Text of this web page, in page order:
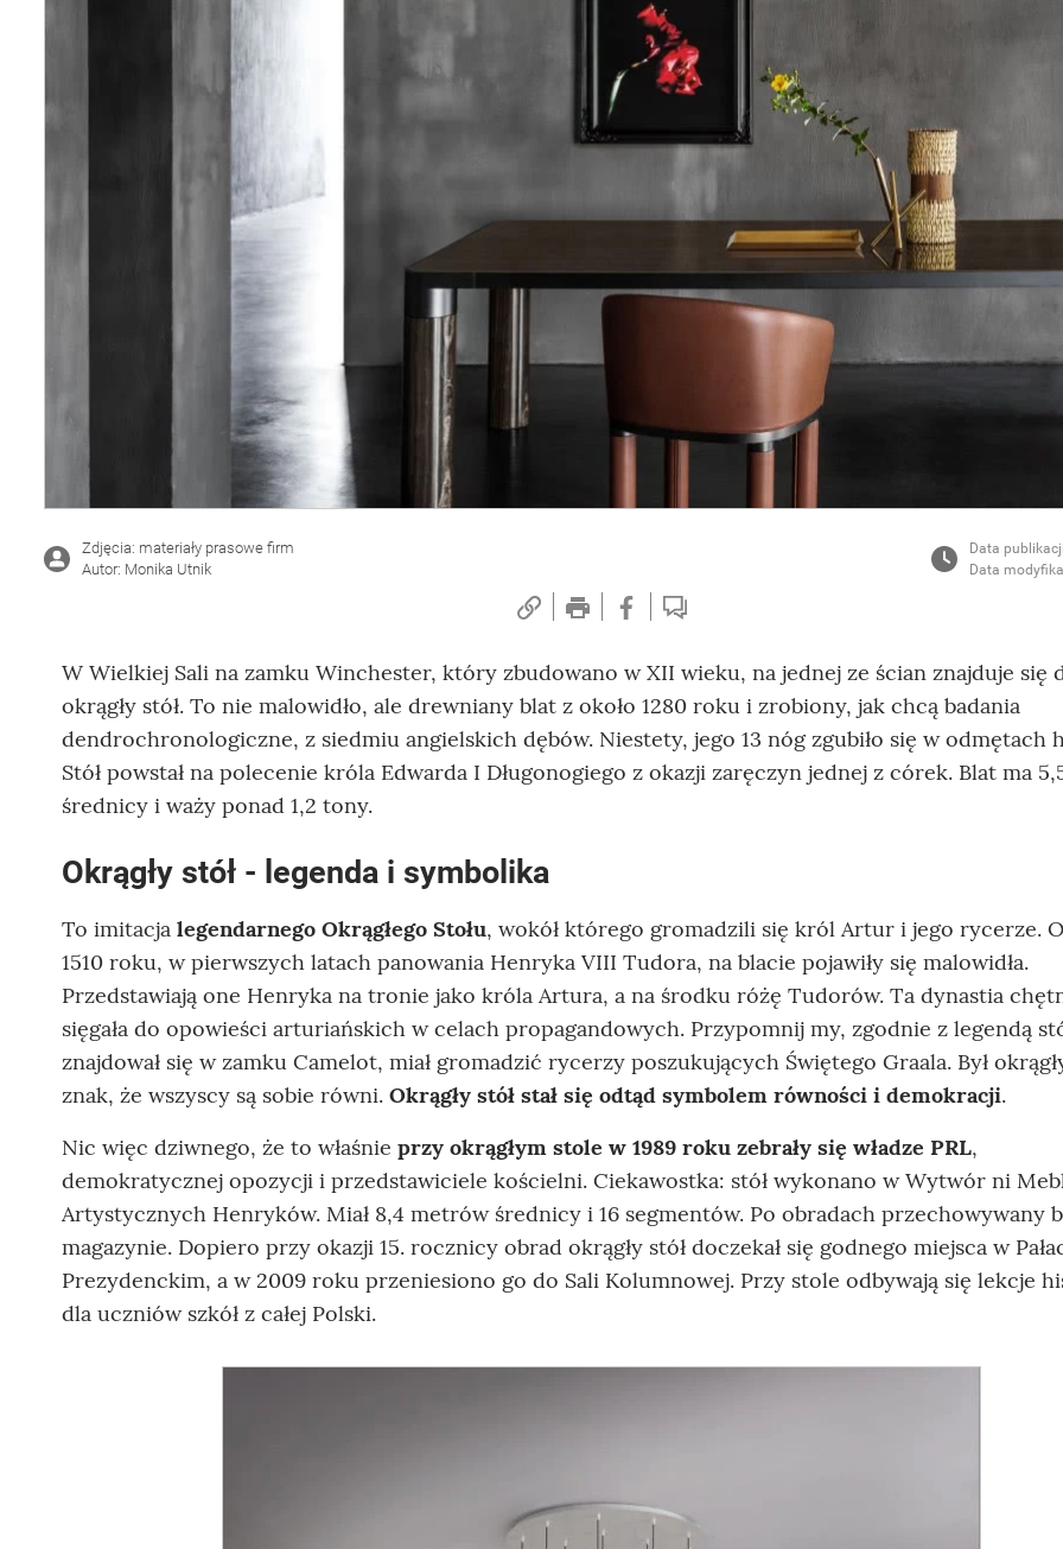
Zdjęcia: materiały prasowe firm
Autor: Monika Utnik
Data
Data
W Wielkiej Sali na zamku Winchester, który zbudowano w XII wieku, na jednej ze ścian znajduje się
okrągły stół. To nie malowidło, ale drewniany blat z około 1280 roku i zrobiony, jak chcą badania
dendrochronologiczne, z siedmiu angielskich dębów. Niestety, jego 13 nóg zgubiło się w odmętach
Stół powstał na polecenie króla Edwarda I Długonogiego z okazji zaręczyn jednej z córek. Blat ma
średnicy i waży ponad 1,2 tony.
Okrągły stół - legenda i symbolika
To imitacja legendarnego Okrągłego Stołu, wokół którego gromadzili się król Artur i jego rycerze.
1510 roku, w pierwszych latach panowania Henryka VIII Tudora, na blacie pojawiły się malowidła.
Przedstawiają one Henryka na tronie jako króla Artura, a na środku różę Tudorów. Ta dynastia
sięgała do opowieści arturiańskich w celach propagandowych. Przypomnij my, zgodnie z legendą
znajdował się w zamku Camelot, miał gromadzić rycerzy poszukujących Świętego Graala. Był
znak, że wszyscy są sobie równi. Okrągły stół stał się odtąd symbolem równości i demokracji.
Nic więc dziwnego, że to właśnie przy okrągłym stole w 1989 roku zebrały się władze PRL,
demokratycznej opozycji i przedstawiciele kościelni. Ciekawostka: stół wykonano w Wytwór ni
Artystycznych Henryków. Miał 8,4 metrów średnicy i 16 segmentów. Po obradach przechowywany
magazynie. Dopiero przy okazji 15. rocznicy obrad okrągły stół doczekał się godnego miejsca w
Prezydenckim, a w 2009 roku przeniesiono go do Sali Kolumnowej. Przy stole odbywają się lekcje
dla uczniów szkół z całej Polski.